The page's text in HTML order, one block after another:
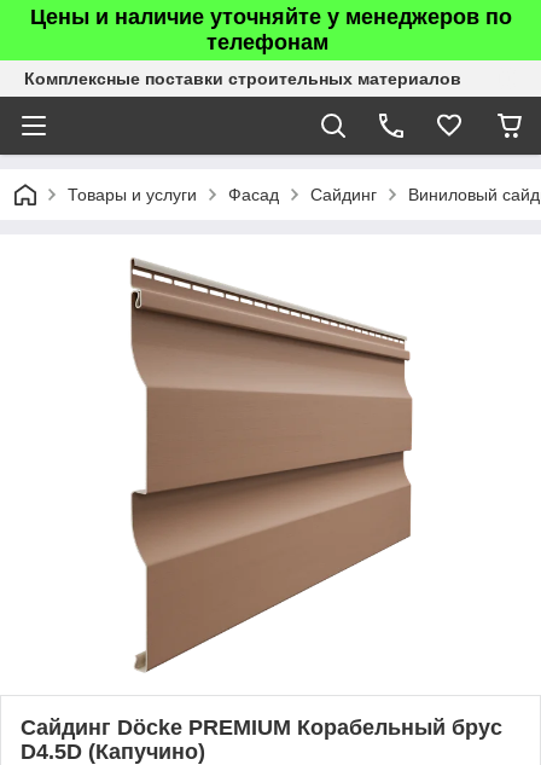
Цены и наличие уточняйте у менеджеров по
телефонам
Комплексные поставки строительных материалов
Товары и услуги Фасад Сайдинг Виниловый
Сайдинг Döcke PREMIUM Корабельный брус
D4.5D (Капучино)